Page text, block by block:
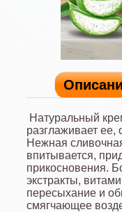
Натуральный
разглаживает ее,
Нежная
впитывается,
прикосновения.
экстракты,
пересыхание и
смягчающее